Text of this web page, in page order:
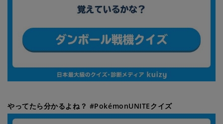
やってたら分かるよね？ #PokémonUNITEクイズ